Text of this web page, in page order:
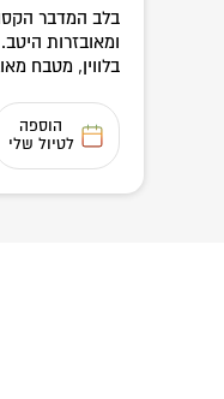
בלב המדבר
ומאובזרות היטב.
בלווין, מטבח
הוספה
לטיול שלי